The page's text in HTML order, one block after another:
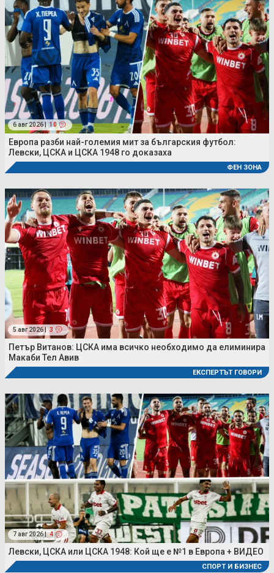
6 авг 2026 | 10
Европа разби най-големия мит за българския футбол:
Левски, ЦСКА и ЦСКА 1948 го доказаха
ФЕН ЗОНА
5 авг 2026 | 3
Петър Витанов: ЦСКА има всичко необходимо да елиминира
Макаби Тел Авив
ЕКСПЕРТЪТ ГОВОРИ
7 авг 2026 | 4
Левски, ЦСКА или ЦСКА 1948: Кой ще е №1 в Европа + ВИДЕО
СПОРТ И БИЗНЕС